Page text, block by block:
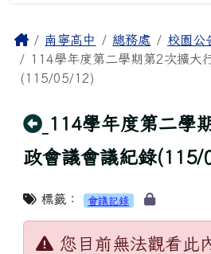
主內容區域
Home南寧高中 總務處
校園公
114學年度第二學期第2次擴大
(115/05/12)
回上頁
114學年度第二學
政會議會議紀錄(115/
標籤： 會議記錄
您目前無法觀看此